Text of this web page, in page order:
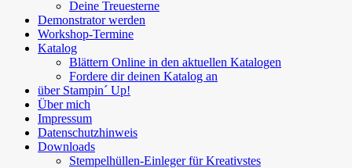
Deine Treuesterne
Demonstrator werden
Workshop-Termine
Katalog
Blättern Online in den aktuellen Katalogen
Fordere dir deinen Katalog an
über Stampin´ Up!
Über mich
Impressum
Datenschutzhinweis
Downloads
Stempelhüllen-Einleger für Kreativstes